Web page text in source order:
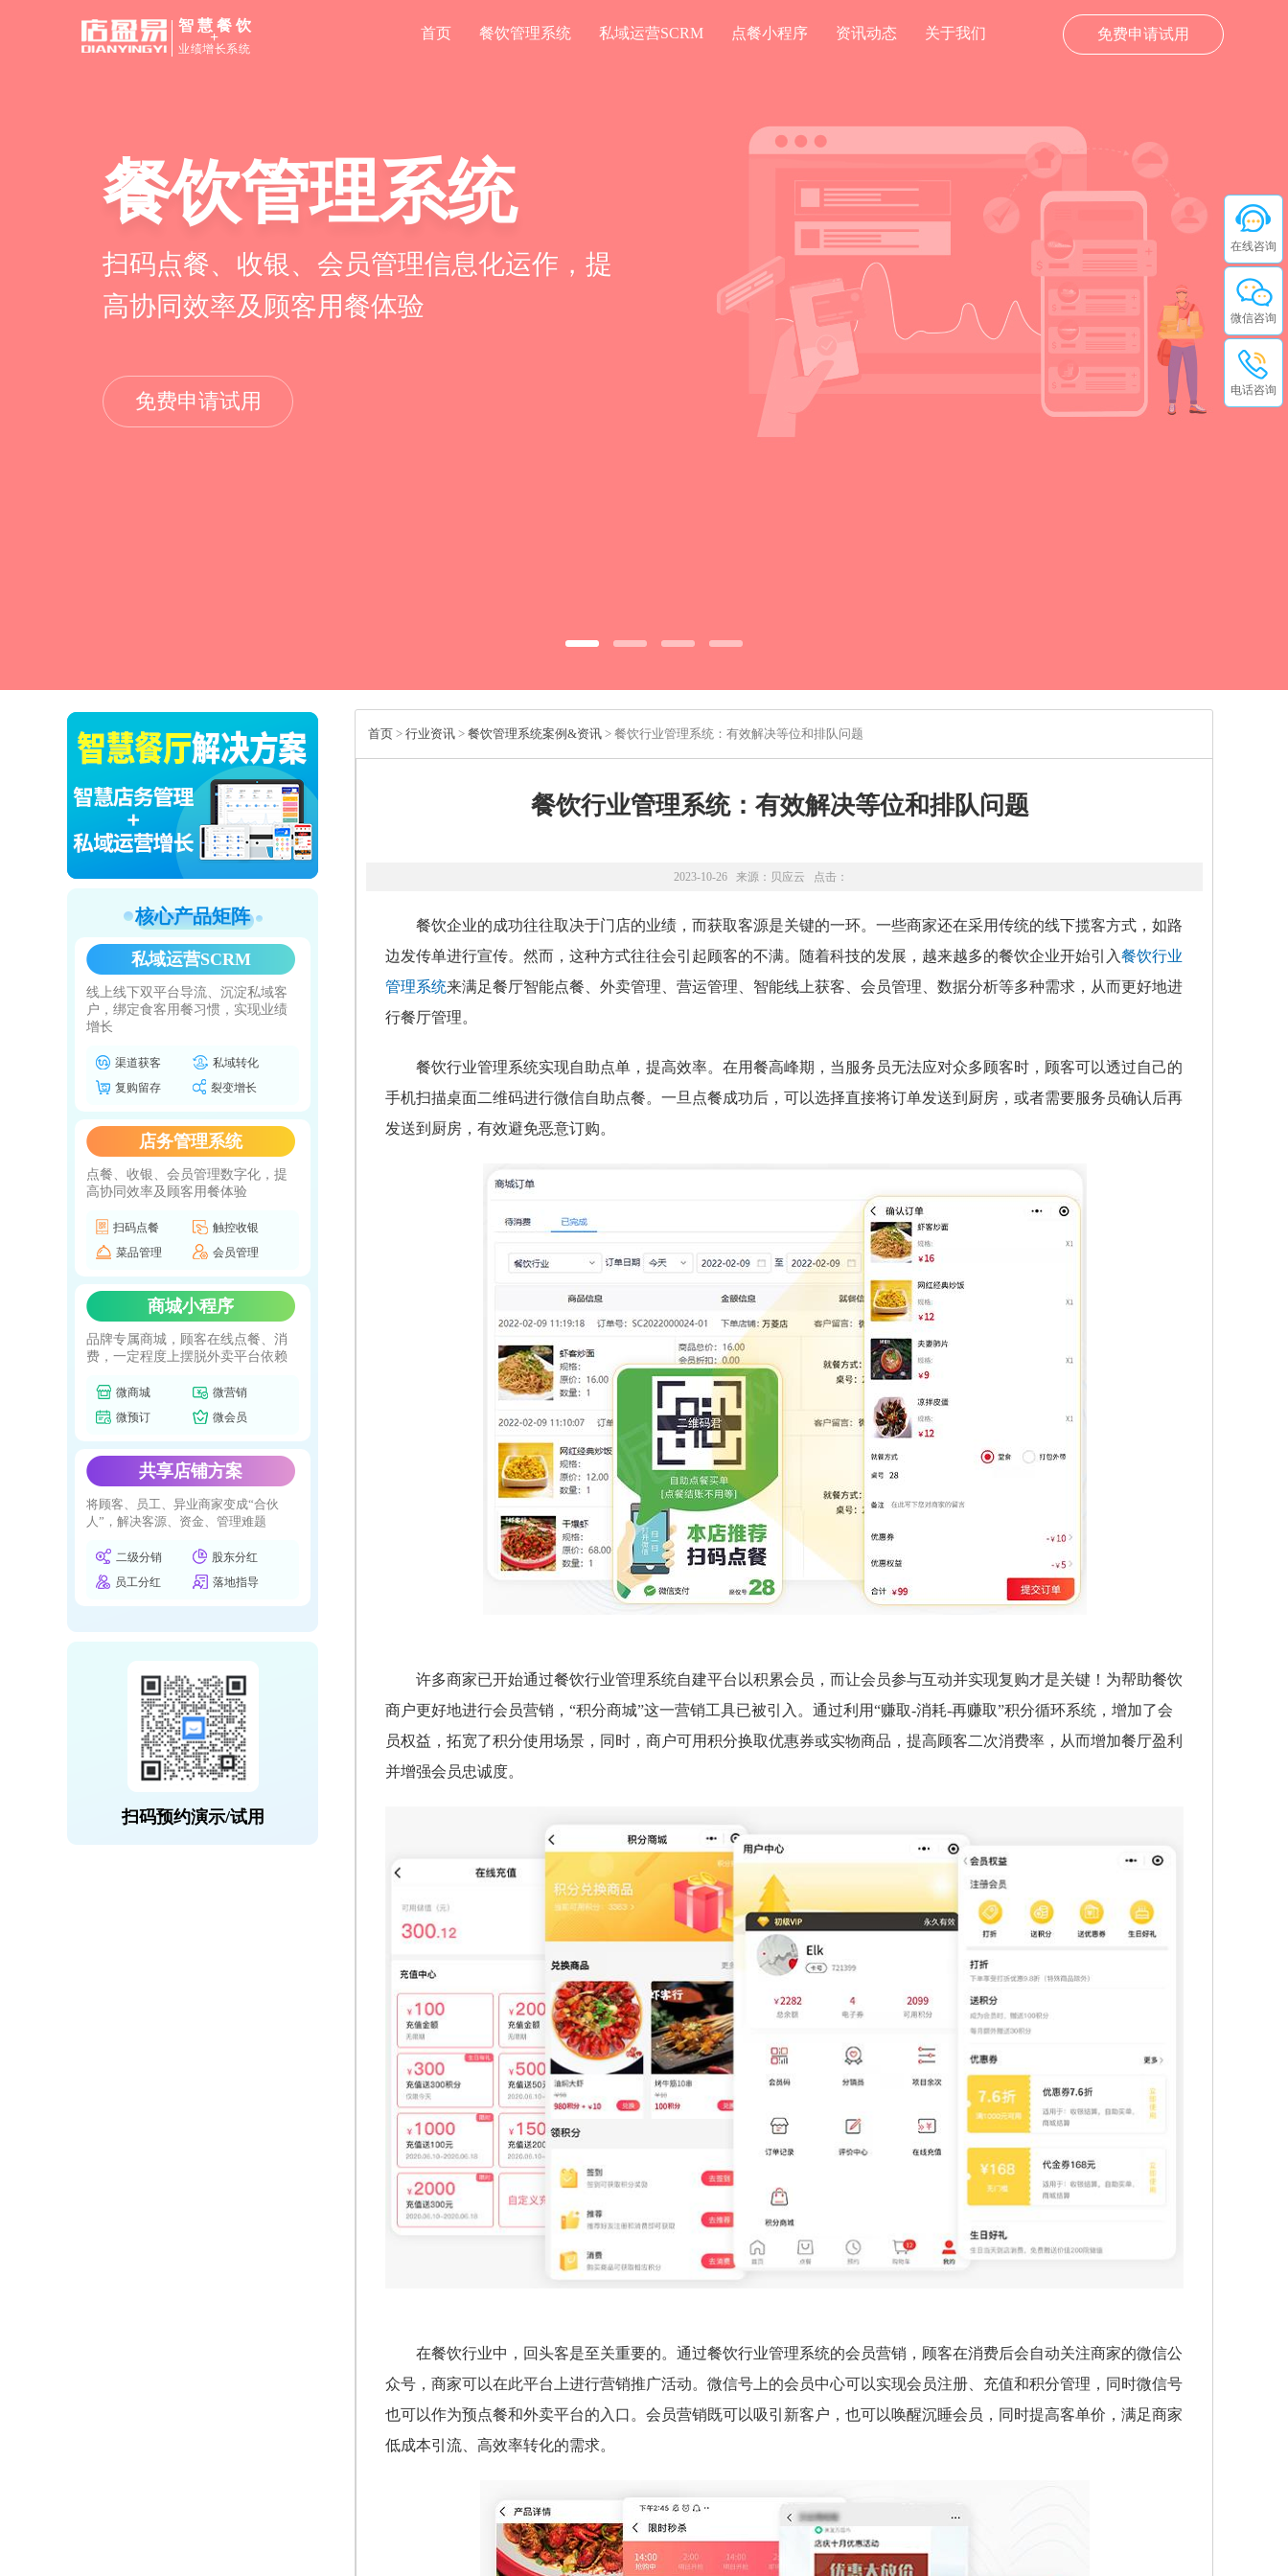
免费申请试用
智慧餐饮
+
业绩增长系统
首页 餐饮管理系统 私域运营SCRM 点餐小程序 资讯动态 关于我们
餐饮管理系统
扫码点餐、收银、会员管理信息化运作，提
高协同效率及顾客用餐体验
免费申请试用
核心产品矩阵
私域运营SCRM
线上线下双平台导流、沉淀私域客
户，绑定食客用餐习惯，实现业绩
增长
渠道获客
私域转化
复购留存
裂变增长
店务管理系统
点餐、收银、会员管理数字化，提
高协同效率及顾客用餐体验
扫码点餐
触控收银
菜品管理
会员管理
商城小程序
品牌专属商城，顾客在线点餐、消
费，一定程度上摆脱外卖平台依赖
微商城
微营销
微预订
微会员
共享店铺方案
将顾客、员工、异业商家变成“合伙
人”，解决客源、资金、管理难题
二级分销
股东分红
员工分红
落地指导
扫码预约演示/试用
首页 > 行业资讯 > 餐饮管理系统案例&资讯 > 餐饮行业管理系统：有效解决等位和排队问题
餐饮行业管理系统：有效解决等位和排队问题
2023-10-26 来源： 贝应云 点击：
餐饮企业的成功往往取决于门店的业绩，而获取客源是关键的一环。一些商家还在采用传统的线下揽客方式，如路
边发传单进行宣传。然而，这种方式往往会引起顾客的不满。随着科技的发展，越来越多的餐饮企业开始引入餐饮行业
管理系统来满足餐厅智能点餐、外卖管理、营运管理、智能线上获客、会员管理、数据分析等多种需求，从而更好地进
行餐厅管理。
餐饮行业管理系统实现自助点单，提高效率。在用餐高峰期，当服务员无法应对众多顾客时，顾客可以透过自己的
手机扫描桌面二维码进行微信自助点餐。一旦点餐成功后，可以选择直接将订单发送到厨房，或者需要服务员确认后再
发送到厨房，有效避免恶意订购。
许多商家已开始通过餐饮行业管理系统自建平台以积累会员，而让会员参与互动并实现复购才是关键！为帮助餐饮
商户更好地进行会员营销，“积分商城”这一营销工具已被引入。通过利用“赚取-消耗-再赚取”积分循环系统，增加了会
员权益，拓宽了积分使用场景，同时，商户可用积分换取优惠券或实物商品，提高顾客二次消费率，从而增加餐厅盈利
并增强会员忠诚度。
在餐饮行业中，回头客是至关重要的。通过餐饮行业管理系统的会员营销，顾客在消费后会自动关注商家的微信公
众号，商家可以在此平台上进行营销推广活动。微信号上的会员中心可以实现会员注册、充值和积分管理，同时微信号
也可以作为预点餐和外卖平台的入口。会员营销既可以吸引新客户，也可以唤醒沉睡会员，同时提高客单价，满足商家
低成本引流、高效率转化的需求。
在线咨询
微信咨询
电话咨询